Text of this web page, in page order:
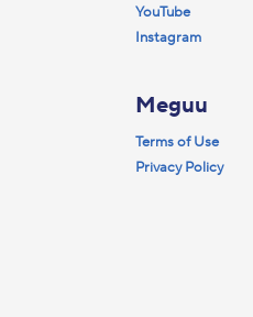
YouTube
Instagram
Медии
Terms of Use
Privacy Policy